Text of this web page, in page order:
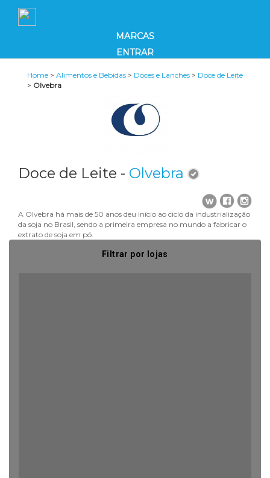
MARCAS
ENTRAR
Home > Alimentos e Bebidas > Doces e Lanches > Doce de Leite
> Olvebra
Doce de Leite - Olvebra
A Olvebra há mais de 50 anos deu início ao ciclo da industrialização
da soja no Brasil, sendo a primeira empresa no mundo a fabricar o
extrato de soja em pó.